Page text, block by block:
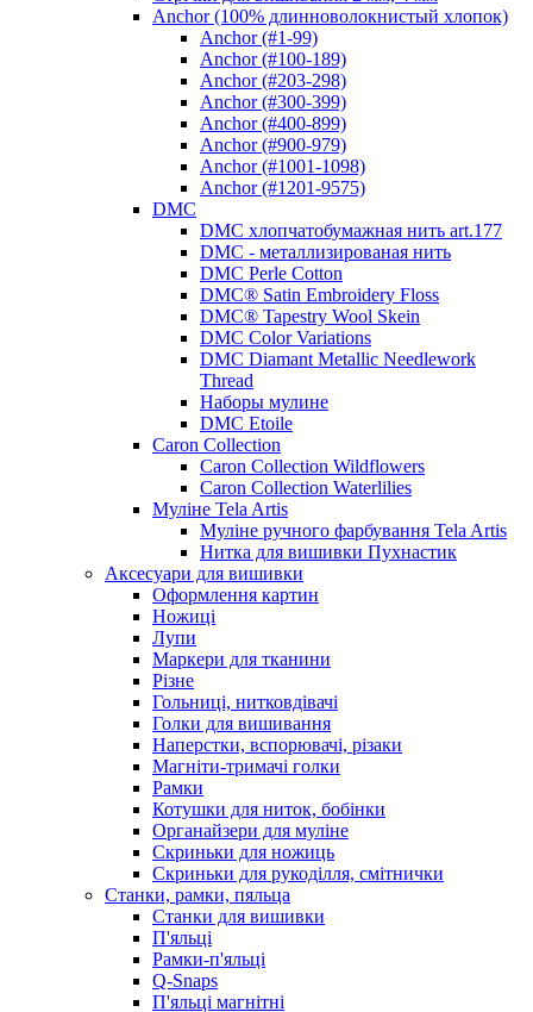
Anchor (100% длинноволокнистый хлопок)
Anchor (#1-99)
Anchor (#100-189)
Anchor (#203-298)
Anchor (#300-399)
Anchor (#400-899)
Anchor (#900-979)
Anchor (#1001-1098)
Anchor (#1201-9575)
DMC
DMC хлопчатобумажная нить art.177
DMC - металлизированая нить
DMC Perle Cotton
DMC® Satin Embroidery Floss
DMC® Tapestry Wool Skein
DMC Color Variations
DMC Diamant Metallic Needlework
Thread
Наборы мулине
DMC Etoile
Caron Collection
Caron Collection Wildflowers
Caron Collection Waterlilies
Муліне Tela Artis
Муліне ручного фарбування Tela Artis
Нитка для вишивки Пухнастик
Аксесуари для вишивки
Оформлення картин
Ножиці
Лупи
Маркери для тканини
Різне
Гольниці, нитковдівачі
Голки для вишивання
Наперстки, вспорювачі, різаки
Магніти-тримачі голки
Рамки
Котушки для ниток, бобінки
Органайзери для муліне
Скриньки для ножиць
Скриньки для рукоділля, смітнички
Станки, рамки, пяльца
Станки для вишивки
П'яльці
Рамки-п'яльці
Q-Snaps
П'яльці магнітні